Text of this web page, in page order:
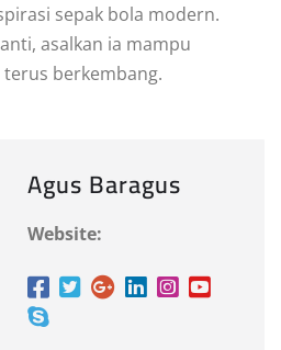
sepak bola modern.
asalkan ia mampu
berkembang.
Agus Baragus
Website: